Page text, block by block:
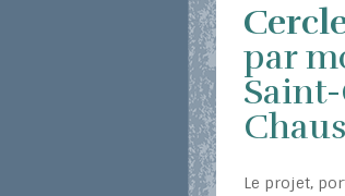
par
Le projet,